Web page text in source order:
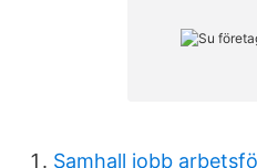
Samhall jobb